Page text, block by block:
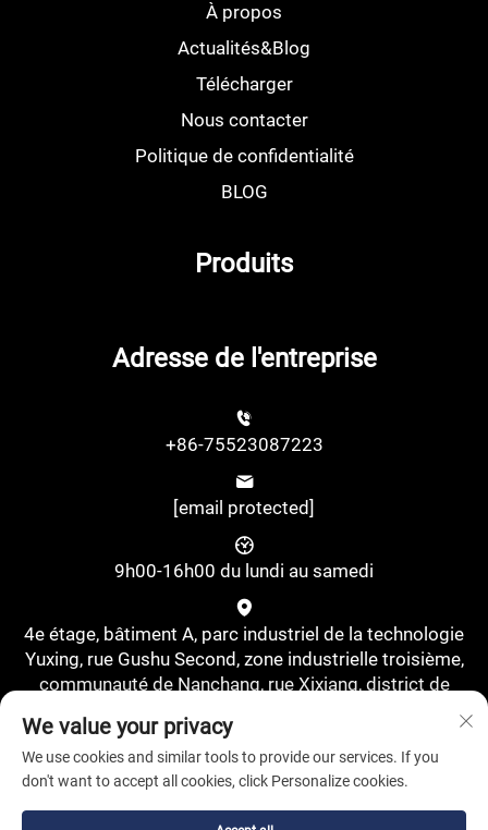
À propos
Actualités&Blog
Télécharger
Nous contacter
Politique de confidentialité
BLOG
Produits
Adresse de l'entreprise
+86-75523087223
[email protected]
9h00-16h00 du lundi au samedi
4e étage, bâtiment A, parc industriel de la technologie
Yuxing, rue Gushu Second, zone industrielle troisième,
communauté de Nanchang, rue Xixiang, district de
Bao'an, Shenzhen, Chine., Shenzhen, Guangdong, Chine
We value your privacy
We use cookies and similar tools to provide our services. If you
don't want to accept all cookies, click Personalize cookies.